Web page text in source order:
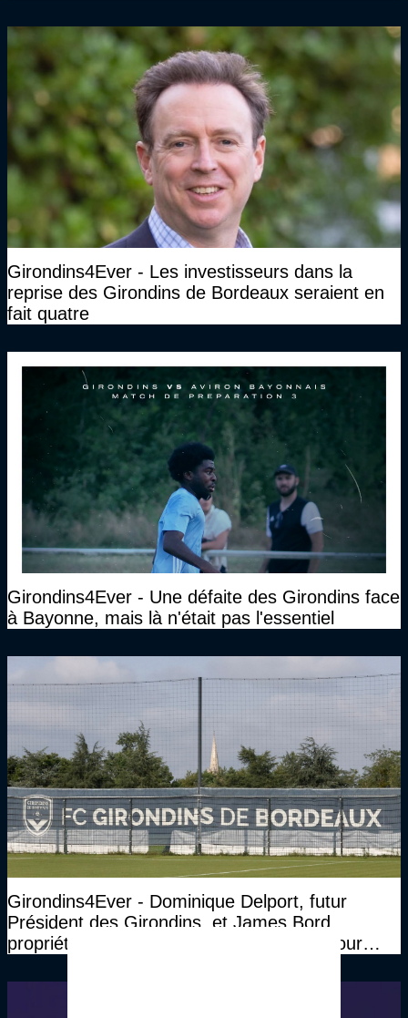
Girondins4Ever - Les investisseurs dans la
reprise des Girondins de Bordeaux seraient en
fait quatre
Girondins4Ever - Une défaite des Girondins face
à Bayonne, mais là n'était pas l'essentiel
Girondins4Ever - Dominique Delport, futur
Président des Girondins, et James Bord,
propriétaire, s'expriment sur leur vision pour